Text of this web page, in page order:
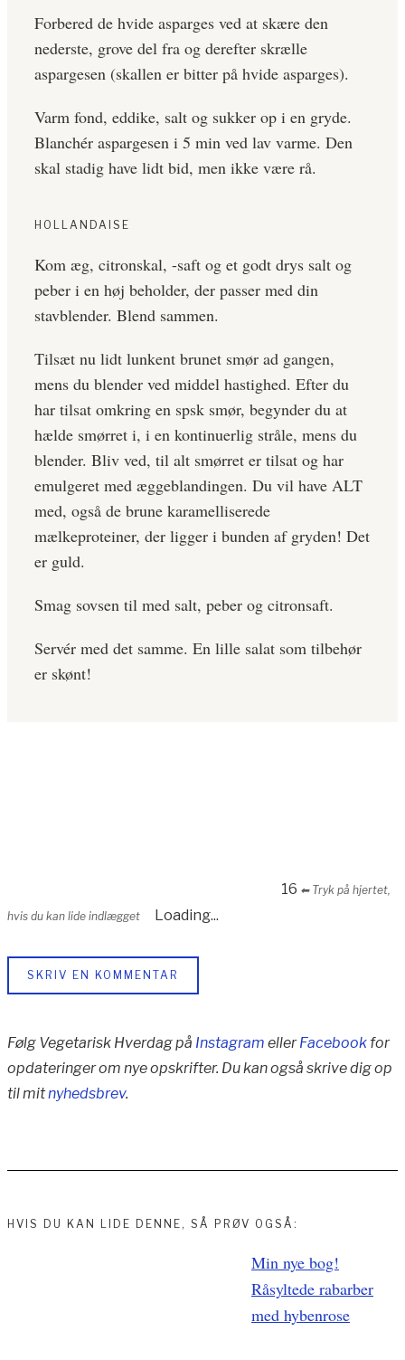
Forbered de hvide asparges ved at skære den
nederste, grove del fra og derefter skrælle
aspargesen (skallen er bitter på hvide asparges).
Varm fond, eddike, salt og sukker op i en gryde.
Blanchér aspargesen i 5 min ved lav varme. Den
skal stadig have lidt bid, men ikke være rå.
HOLLANDAISE
Kom æg, citronskal, -saft og et godt drys salt og
peber i en høj beholder, der passer med din
stavblender. Blend sammen.
Tilsæt nu lidt lunkent brunet smør ad gangen,
mens du blender ved middel hastighed. Efter du
har tilsat omkring en spsk smør, begynder du at
hælde smørret i, i en kontinuerlig stråle, mens du
blender. Bliv ved, til alt smørret er tilsat og har
emulgeret med æggeblandingen. Du vil have ALT
med, også de brune karamelliserede
mælkeproteiner, der ligger i bunden af gryden! Det
er guld.
Smag sovsen til med salt, peber og citronsaft.
Servér med det samme. En lille salat som tilbehør
er skønt!
16 ⬅︎ Tryk på hjertet,
hvis du kan lide indlægget
Loading...
SKRIV EN KOMMENTAR
Følg Vegetarisk Hverdag på Instagram ellerFacebook for
opdateringer om nye opskrifter. Du kan også skrive dig op
til mitnyhedsbrev.
HVIS DU KAN LIDE DENNE, SÅ PRØV OGSÅ:
IndlægsnavigationMin nye bog!
Råsyltede rabarber
med hybenrose